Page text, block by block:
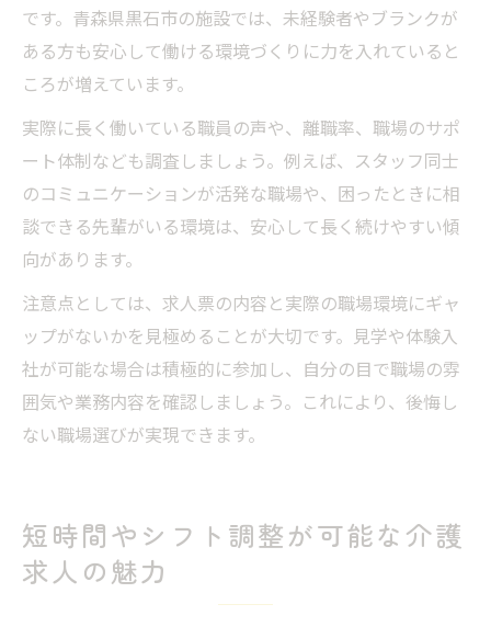
です。青森県黒石市の施設では、未経験者やブランクが
ある方も安心して働ける環境づくりに力を入れていると
ころが増えています。
実際に長く働いている職員の声や、離職率、職場のサポ
ート体制なども調査しましょう。例えば、スタッフ同士
のコミュニケーションが活発な職場や、困ったときに相
談できる先輩がいる環境は、安心して長く続けやすい傾
向があります。
注意点としては、求人票の内容と実際の職場環境にギャ
ップがないかを見極めることが大切です。見学や体験入
社が可能な場合は積極的に参加し、自分の目で職場の雰
囲気や業務内容を確認しましょう。これにより、後悔し
ない職場選びが実現できます。
短時間やシフト調整が可能な介護
求人の魅力